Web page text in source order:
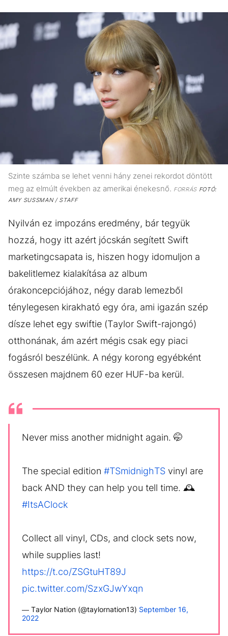
Szinte számba se lehet venni hány zenei rekordot döntött
meg az elmúlt években az amerikai énekesnő. FORRÁSFOTÓ:
AMY SUSSMAN / STAFF
Nyilván ez impozáns eredmény, bár tegyük
hozzá, hogy itt azért jócskán segített Swift
marketingcsapata is, hiszen hogy idomuljon a
bakelitlemez kialakítása az album
órakoncepciójához, négy darab lemezből
ténylegesen kirakható egy óra, ami igazán szép
dísze lehet egy swiftie (Taylor Swift-rajongó)
otthonának, ám azért mégis csak egy piaci
fogásról beszélünk. A négy korong egyébként
összesen majdnem 60 ezer HUF-ba kerül.
Never miss another midnight again. 🤭
The special edition #TSmidnighTS vinyl are
back AND they can help you tell time. 🕰
#ItsAClock
Collect all vinyl, CDs, and clock sets now,
while supplies last!
https://t.co/ZSGtuHT89J
pic.twitter.com/SzxGJwYxqn
— Taylor Nation (@taylornation13) September 16,
2022